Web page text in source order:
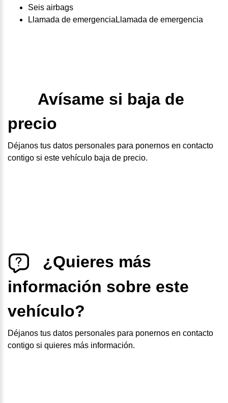
Seis airbags
Llamada de emergenciaLlamada de emergencia
Avísame si baja de
precio
Déjanos tus datos personales para ponernos en contacto
contigo si este vehículo baja de precio.
¿Quieres más
información sobre este
vehículo?
Déjanos tus datos personales para ponernos en contacto
contigo si quieres más información.